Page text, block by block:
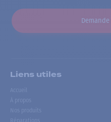
Liens utiles
Accueil
À propos
Nos produits
Réparations